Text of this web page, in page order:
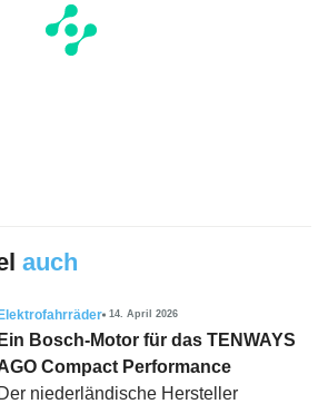
auch
14. April 2026
Ein Bosch-Motor für das TENWAYS
Compact Performance
Der niederländische Hersteller